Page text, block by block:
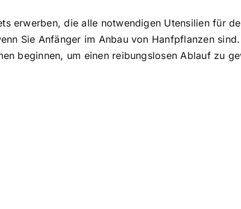
erwerben, die alle notwendigen Utensilien für
Sie Anfänger im Anbau von Hanfpflanzen
beginnen, um einen reibungslosen Ablauf zu